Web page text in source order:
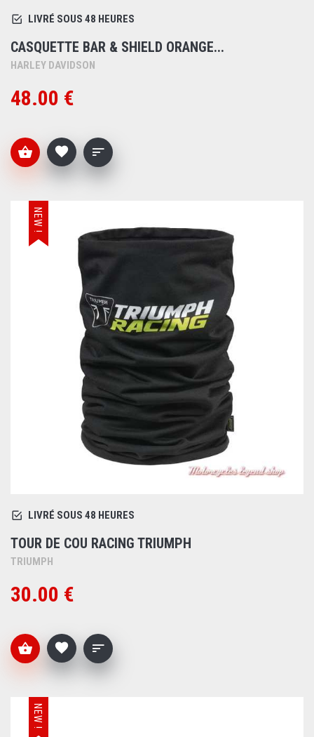
LIVRÉ SOUS 48 HEURES
CASQUETTE BAR & SHIELD ORANGE...
HARLEY DAVIDSON
48.00 €
NEW !
LIVRÉ SOUS 48 HEURES
TOUR DE COU RACING TRIUMPH
TRIUMPH
30.00 €
NEW !